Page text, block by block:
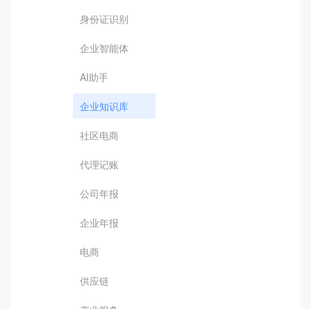
身份证识别
企业智能体
AI助手
企业知识库
社区电商
代理记账
公司年报
企业年报
电商
供应链